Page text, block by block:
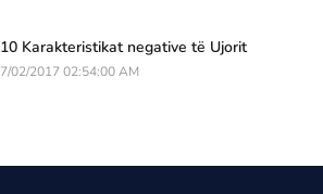
10 Karakteristikat negative të Ujorit
7/02/2017 02:54:00 AM